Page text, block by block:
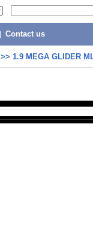
Contact us
>> 1.9 MEGA GLIDER